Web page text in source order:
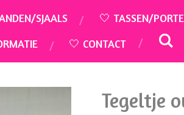
SJAALS
🤍 TASSEN/
🤍 CONTACT
Tegeltje